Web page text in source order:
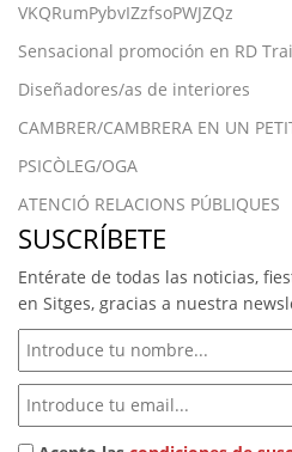
VKQRumPybvIZzfsoPWJZQz
Sensacional promoción en RD
Diseñadores/as de interiores
CAMBRER/CAMBRERA EN UN
PSICÒLEG/OGA
ATENCIÓ RELACIONS PÚBLIQUES
SUSCRÍBETE
Entérate de todas las noticias,
en Sitges, gracias a nuestra